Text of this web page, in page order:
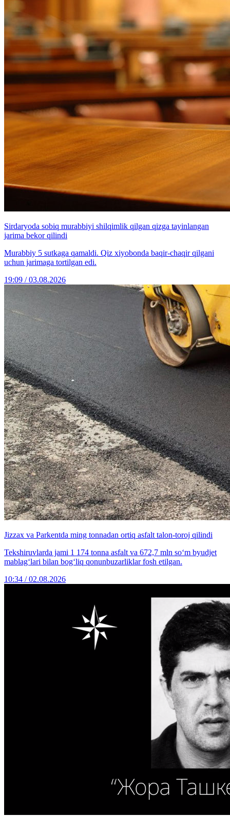
Sirdaryoda sobiq murabbiyi shilqimlik qilgan qizga tayinlangan
jarima bekor qilindi
Murabbiy 5 sutkaga qamaldi. Qiz xiyobonda baqir-chaqir qilgani
uchun jarimaga tortilgan edi.
19:09 / 03.08.2026
Jizzax va Parkentda ming tonnadan ortiq asfalt talon-toroj qilindi
Tekshiruvlarda jami 1 174 tonna asfalt va 672,7 mln so‘m byudjet
mablag‘lari bilan bog‘liq qonunbuzarliklar fosh etilgan.
10:34 / 02.08.2026